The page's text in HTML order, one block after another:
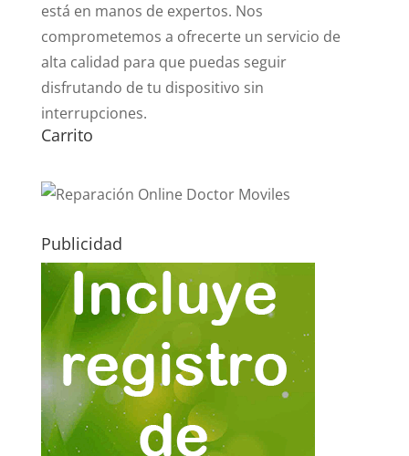
está en manos de expertos. Nos
comprometemos a ofrecerte un servicio de
alta calidad para que puedas seguir
disfrutando de tu dispositivo sin
interrupciones.
Carrito
Publicidad